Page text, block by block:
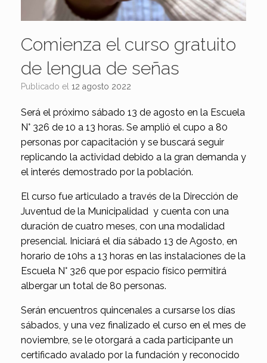
Comienza el curso gratuito
de lengua de señas
Publicado el 12 agosto 2022
Será el próximo sábado 13 de agosto en la Escuela
N° 326 de 10 a 13 horas. Se amplió el cupo a 80
personas por capacitación y se buscará seguir
replicando la actividad debido a la gran demanda y
el interés demostrado por la población.
El curso fue articulado a través de la Dirección de
Juventud de la Municipalidad y cuenta con una
duración de cuatro meses, con una modalidad
presencial. Iniciará el día sábado 13 de Agosto, en
horario de 10hs a 13 horas en las instalaciones de la
Escuela N° 326 que por espacio físico permitirá
albergar un total de 80 personas.
Serán encuentros quincenales a cursarse los días
sábados, y una vez finalizado el curso en el mes de
noviembre, se le otorgará a cada participante un
certificado avalado por la fundación y reconocido